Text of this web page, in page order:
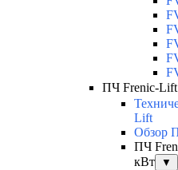
ПЧ Frenic-Lift
Lift
Обзор
ПЧ
кВт
▼